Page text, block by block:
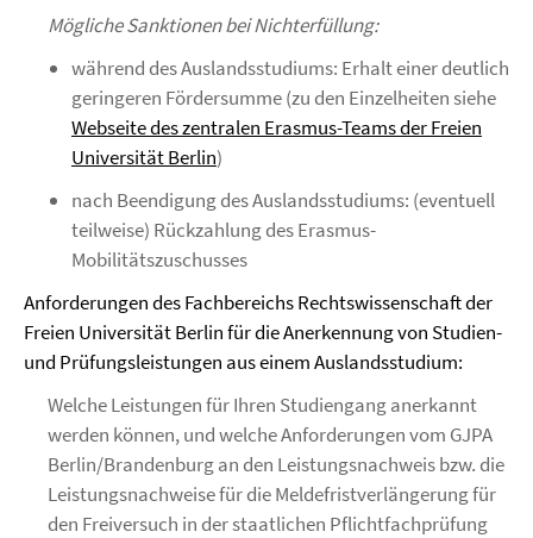
Mögliche Sanktionen bei Nichterfüllung:
während des Auslandsstudiums: Erhalt einer deutlich
geringeren Fördersumme (zu den Einzelheiten siehe
Webseite des zentralen Erasmus-Teams der Freien
Universität Berlin)
nach Beendigung des Auslandsstudiums: (eventuell
teilweise) Rückzahlung des Erasmus-
Mobilitätszuschusses
Anforderungen des Fachbereichs Rechtswissenschaft der
Freien Universität Berlin für die Anerkennung von Studien-
und Prüfungsleistungen aus einem Auslandsstudium:
Welche Leistungen für Ihren Studiengang anerkannt
werden können, und welche Anforderungen vom GJPA
Berlin/Brandenburg an den Leistungsnachweis bzw. die
Leistungsnachweise für die Meldefristverlängerung für
den Freiversuch in der staatlichen Pflichtfachprüfung